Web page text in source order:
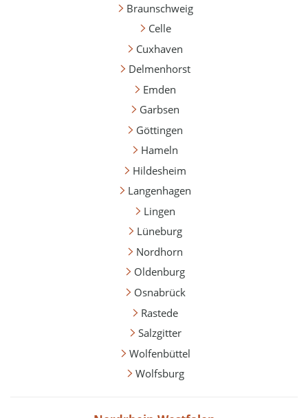
Braunschweig
Celle
Cuxhaven
Delmenhorst
Emden
Garbsen
Göttingen
Hameln
Hildesheim
Langenhagen
Lingen
Lüneburg
Nordhorn
Oldenburg
Osnabrück
Rastede
Salzgitter
Wolfenbüttel
Wolfsburg